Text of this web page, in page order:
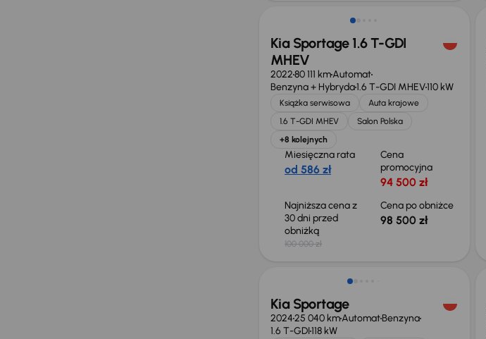
Kia Sportage 1.6 T-GDI
MHEV
202280 111 kmAutomat
Benzyna + Hybryda1.6 T-GDI MHEV110 kW
Książka serwisowa
Auta krajowe
1.6 T-GDI MHEV
Salon Polska
+8 kolejnych
Miesięczna rata
od 586 zł
Cena
promocyjna
94 500 zł
Najniższa cena z
30 dni przed
obniżką
100 000 zł
Cena po obniżce
98 500 zł
Taniej o 1 000 zł
Kia Sportage
202425 040 kmAutomatBenzyna
1.6 T-GDI118 kW